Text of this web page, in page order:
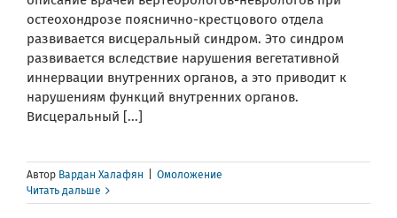
остеохондрозе пояснично-крестцового отдела
развивается висцеральный синдром. Это синдром
развивается вследствие нарушения вегетативной
иннервации внутренних органов, а это приводит к
нарушениям функций внутренних органов.
Висцеральный [...]
Автор Вардан Халафян
Омоложение
Читать дальше